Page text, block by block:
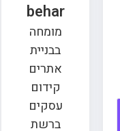
behar
מומחה
בבניית
אתרים
קידום
עסקים
ברשת